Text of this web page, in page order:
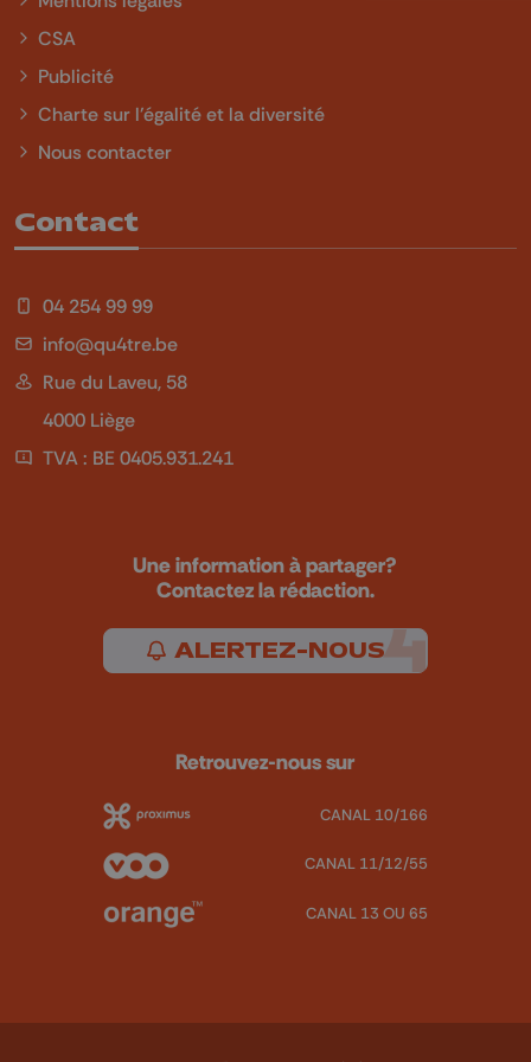
CSA
Publicité
Charte sur l'égalité et la diversité
Nous contacter
Contact
04 254 99 99
info@qu4tre.be
Rue du Laveu, 58
4000 Liège
TVA : BE 0405.931.241
Une information à partager?
Contactez la rédaction.
ALERTEZ-NOUS
Retrouvez-nous sur
CANAL 10/166
CANAL 11/12/55
CANAL 13 OU 65